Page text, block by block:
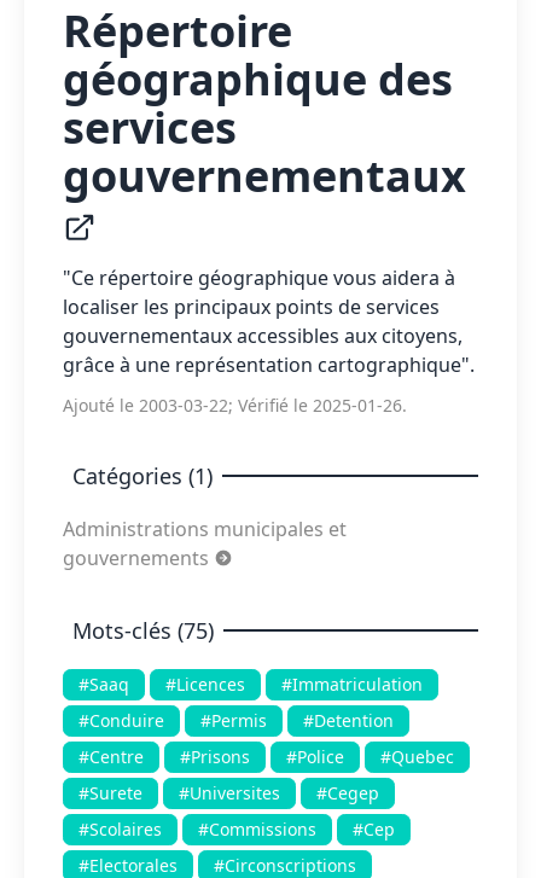
Répertoire
géographique des
services
gouvernementaux
"Ce répertoire géographique vous aidera à
localiser les principaux points de services
gouvernementaux accessibles aux citoyens,
grâce à une représentation cartographique".
Ajouté le 2003-03-22; Vérifié le 2025-01-26.
Catégories (1)
Administrations municipales et
gouvernements
Mots-clés (75)
#Saaq #Licences
#Immatriculation
#Conduire
#Permis
#Detention
#Centre
#Prisons #Police
#Quebec
#Surete
#Universites
#Cegep
#Scolaires
#Commissions
#Cep
#Electorales
#Circonscriptions